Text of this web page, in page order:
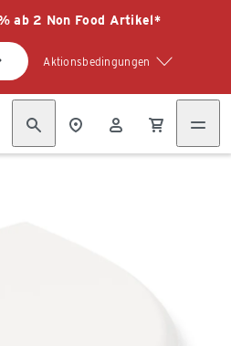
ab 2 Non Food Artikel*
Aktionsbedingungen